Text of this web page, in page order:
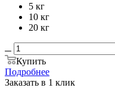
5 кг
10 кг
20 кг
Купить
Подробнее
Заказать в 1 клик